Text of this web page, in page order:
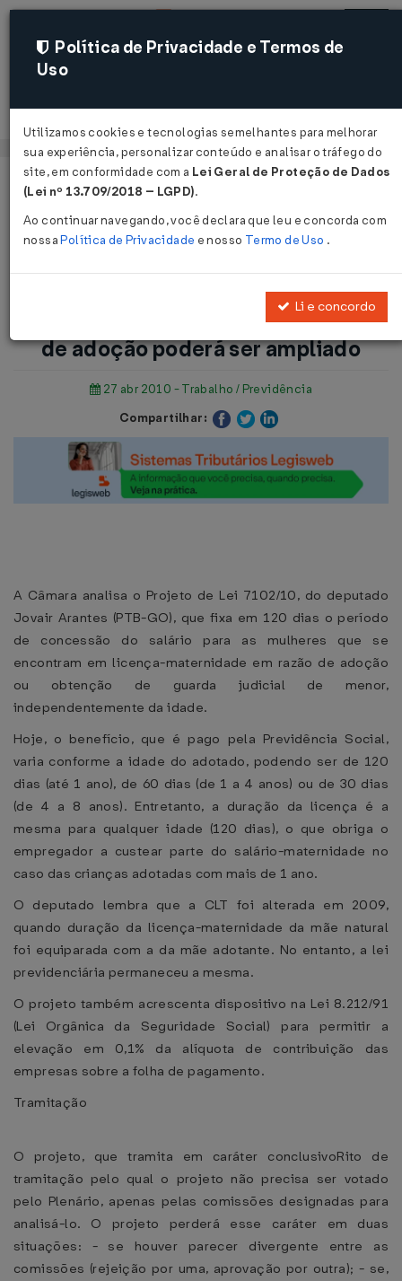
Acessar
Página Inicial
Notícias
ampliado ...
Voltar
Salário-maternidade para os casos
de adoção poderá ser ampliado
27 abr 2010 - Trabalho / Previdência
Compartilhar:
A Câmara analisa o Projeto de Lei 7102/10, do deputado
Jovair Arantes (PTB-GO), que fixa em 120 dias o período
de concessão do salário para as mulheres que se
encontram em licença-maternidade em razão de adoção
ou obtenção de guarda judicial de menor,
independentemente da idade.
Hoje, o benefício, que é pago pela Previdência Social,
varia conforme a idade do adotado, podendo ser de 120
dias (até 1 ano), de 60 dias (de 1 a 4 anos) ou de 30 dias
(de 4 a 8 anos). Entretanto, a duração da licença é a
mesma para qualquer idade (120 dias), o que obriga o
empregador a custear parte do salário-maternidade no
caso das crianças adotadas com mais de 1 ano.
O deputado lembra que a CLT foi alterada em 2009,
quando duração da licença-maternidade da mãe natural
foi equiparada com a da mãe adotante. No entanto, a lei
previdenciária permaneceu a mesma.
O projeto também acrescenta dispositivo na Lei 8.212/91
(Lei Orgânica da Seguridade Social) para permitir a
elevação em 0,1% da alíquota de contribuição das
empresas sobre a folha de pagamento.
Tramitação
O projeto, que tramita em caráter conclusivoRito de
tramitação pelo qual o projeto não precisa ser votado
pelo Plenário, apenas pelas comissões designadas para
analisá-lo. O projeto perderá esse caráter em duas
situações: - se houver parecer divergente entre as
comissões (rejeição por uma, aprovação por outra); - se,
Política de Privacidade e Termos de
Uso
Utilizamos cookies e tecnologias semelhantes para melhorar
sua experiência, personalizar conteúdo e analisar o tráfego do
site, em conformidade com a Lei Geral de Proteção de Dados
(Lei nº 13.709/2018 – LGPD).
Ao continuar navegando, você declara que leu e concorda com
nossaPolítica de Privacidade e nosso Termo de Uso .
Li e concordo